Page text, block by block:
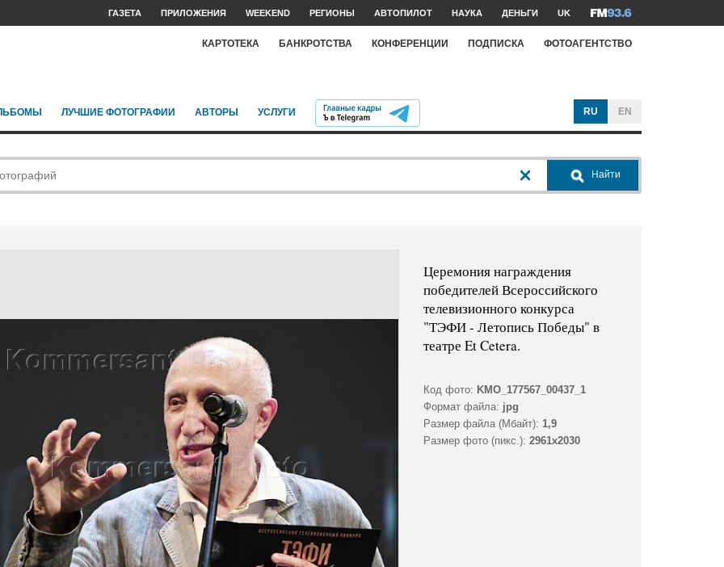
ГАЗЕТА ПРИЛОЖЕНИЯ WEEKEND РЕГИОНЫ АВТОПИЛОТ НАУКА ДЕНЬГИ UK
КАРТОТЕКА БАНКРОТСТВА КОНФЕРЕНЦИИ ПОДПИСКА ФОТОАГЕНТСТВО
ЛУЧШИЕ ФОТОГРАФИИ АВТОРЫ УСЛУГИ RU EN
Найти
Церемония награждения
победителей Всероссийского
телевизионного конкурса
"ТЭФИ - Летопись Победы" в
театре Et Cetera.
Код фото: KMO_177567_00437_1
Формат файла: jpg
Размер файла (Мбайт): 1,9
Размер фото (пикс.): 2961x2030